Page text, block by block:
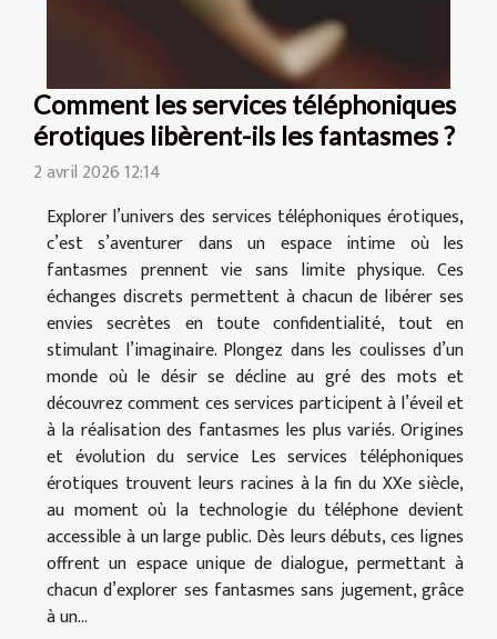
Comment les services téléphoniques
érotiques libèrent-ils les fantasmes ?
2 avril 2026 12:14
Explorer l’univers des services téléphoniques érotiques,
c’est s’aventurer dans un espace intime où les
fantasmes prennent vie sans limite physique. Ces
échanges discrets permettent à chacun de libérer ses
envies secrètes en toute confidentialité, tout en
stimulant l’imaginaire. Plongez dans les coulisses d’un
monde où le désir se décline au gré des mots et
découvrez comment ces services participent à l’éveil et
à la réalisation des fantasmes les plus variés. Origines
et évolution du service Les services téléphoniques
érotiques trouvent leurs racines à la fin du XXe siècle,
au moment où la technologie du téléphone devient
accessible à un large public. Dès leurs débuts, ces lignes
offrent un espace unique de dialogue, permettant à
chacun d’explorer ses fantasmes sans jugement, grâce
à un...